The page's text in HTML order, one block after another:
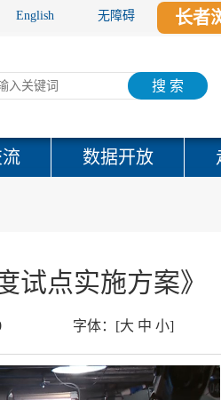
English 无障碍 长者
搜 索
流 数据开放
试点实施方案》
字体： [大 中 小]